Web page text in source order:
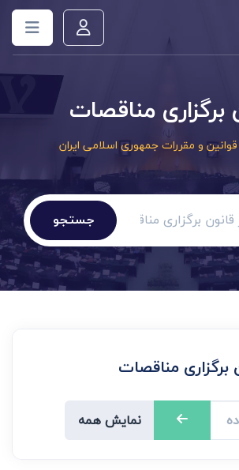
برگزاری مناقصات
قوانین و مقررات جمهوری اسلامی ایران
جستجو
برگزاری مناقصات
نمایش همه